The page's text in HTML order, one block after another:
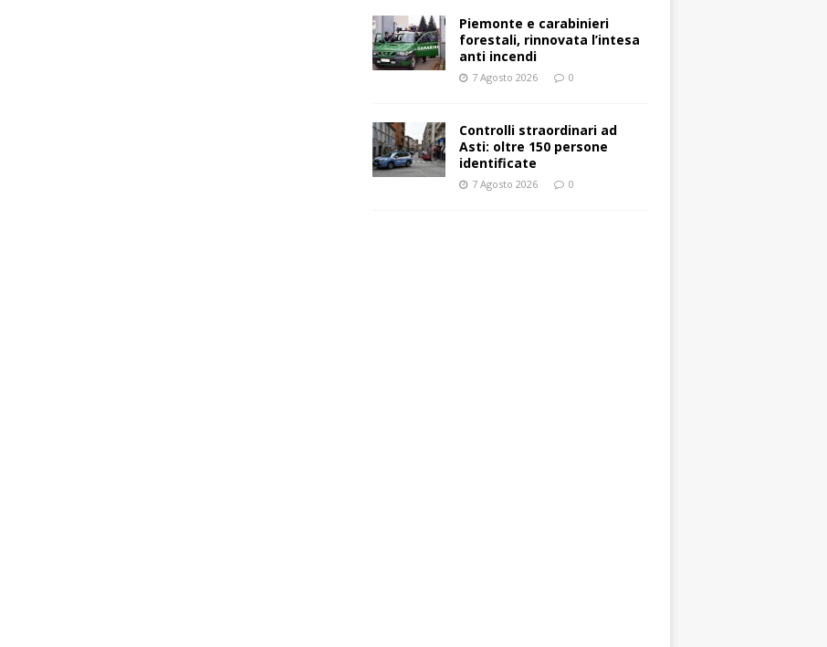
Piemonte e carabinieri
forestali, rinnovata l’intesa
anti incendi
7 Agosto 2026 0
Controlli straordinari ad
Asti: oltre 150 persone
identificate
7 Agosto 2026 0